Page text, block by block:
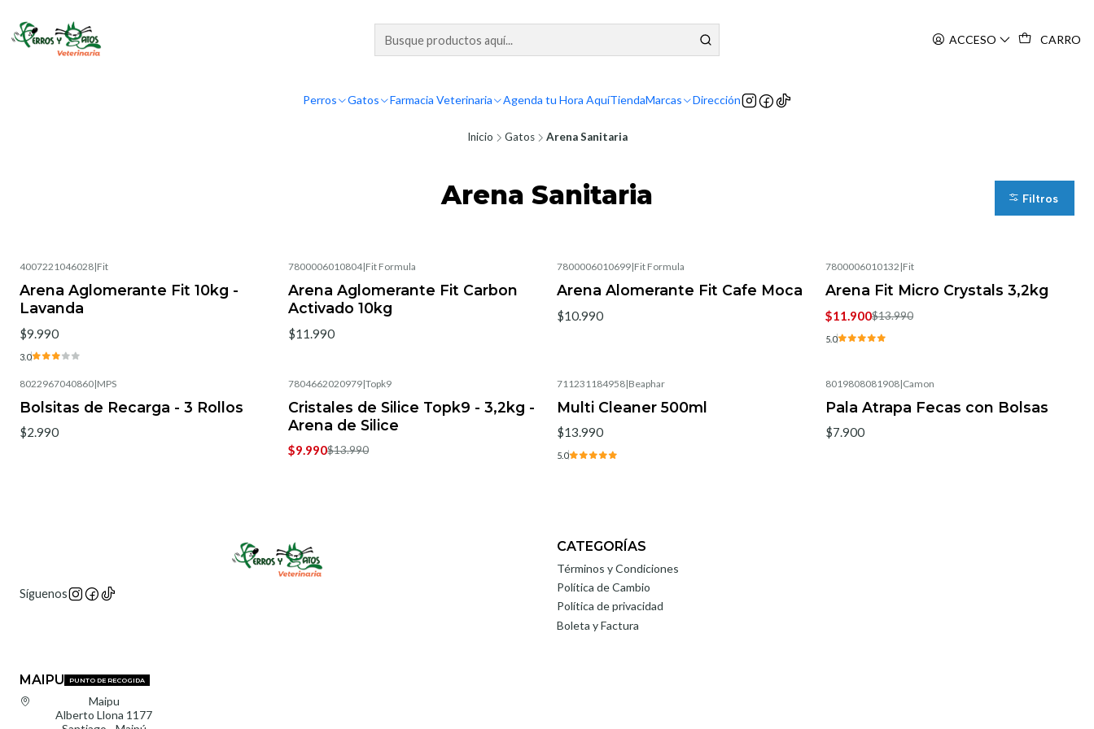
ACCESO CARRO
Perros Gatos Farmacia Veterinaria Agenda tu Hora AquíTiendaMarcas Dirección
Inicio Gatos Arena Sanitaria
Arena Sanitaria Filtros
4007221046028|Fit
Arena Aglomerante Fit 10kg -
Lavanda
$9.990
3.0
7800006010804|Fit Formula
Arena Aglomerante Fit Carbon
Activado 10kg
$11.990
7800006010699|Fit Formula
Arena Alomerante Fit Cafe Moca
$10.990
7800006010132 |Fit
Arena Fit Micro Crystals 3,2kg
$11.900$13.990
5.0
8022967040860|MPS
Bolsitas de Recarga - 3 Rollos
$2.990
7804662020979|Topk9
Cristales de Silice Topk9 - 3,2kg -
Arena de Silice
$9.990$13.990
711231184958|Beaphar
Multi Cleaner 500ml
$13.990
5.0
8019808081908|Camon
Pala Atrapa Fecas con Bolsas
$7.900
Síguenos
CATEGORÍAS
Términos y Condiciones
Política de Cambio
Política de privacidad
Boleta y Factura
MAIPU PUNTO DE RECOGIDA
Maipu
Alberto Llona 1177